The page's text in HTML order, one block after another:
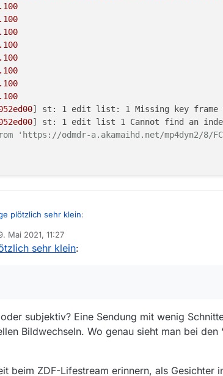
] st: 1 edit list: 1 Missing key frame
] st: 1 edit list 1 Cannot find an
'https://odmdr-a.akamaihd.net/mp4dyn2/8/
, bitrate: 1416
(mp4a / 0x6134706D), 48000 Hz, stereo,
Media Handler
static\bin\ffprobe.exe"
2007 -2020 the FFmpeg
developers
plötzlich sehr klein:
in 1280x720 (1216 kb/s), die große in full HD (6487
Auflösung:
20200726
--enable-version3 --enable-sdl2 --
/ 56. 51.100
/ 58. 91.100
Mai 2021, 11:27
von
sehr klein:
subjektiv? Eine Sendung mit wenig
Bildwechseln. Wo genau sieht man bei den
beim ZDF-Lifestream erinnern, als Gesichter